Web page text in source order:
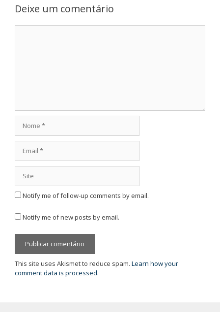
Deixe um comentário
Notify me of follow-up comments by email.
Notify me of new posts by email.
This site uses Akismet to reduce spam. Learn how your
comment data is processed.